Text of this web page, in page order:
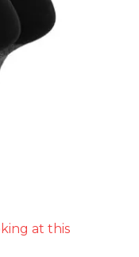
at this